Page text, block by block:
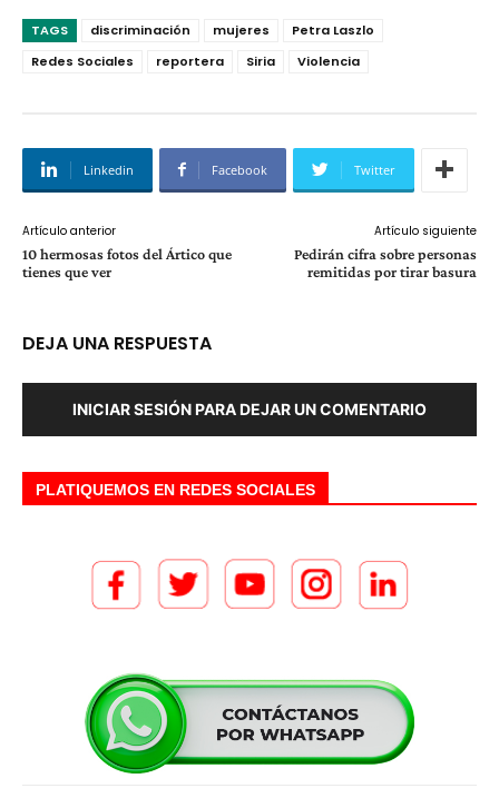
TAGS discriminación mujeres
Petra Laszlo
Redes Sociales
reportera Siria Violencia
Linkedin Facebook Twitter
Artículo anterior
10 hermosas fotos del Ártico que
tienes que ver
Artículo siguiente
Pedirán cifra sobre personas
remitidas por tirar basura
DEJA UNA RESPUESTA
INICIAR SESIÓN PARA DEJAR UN COMENTARIO
PLATIQUEMOS EN REDES SOCIALES